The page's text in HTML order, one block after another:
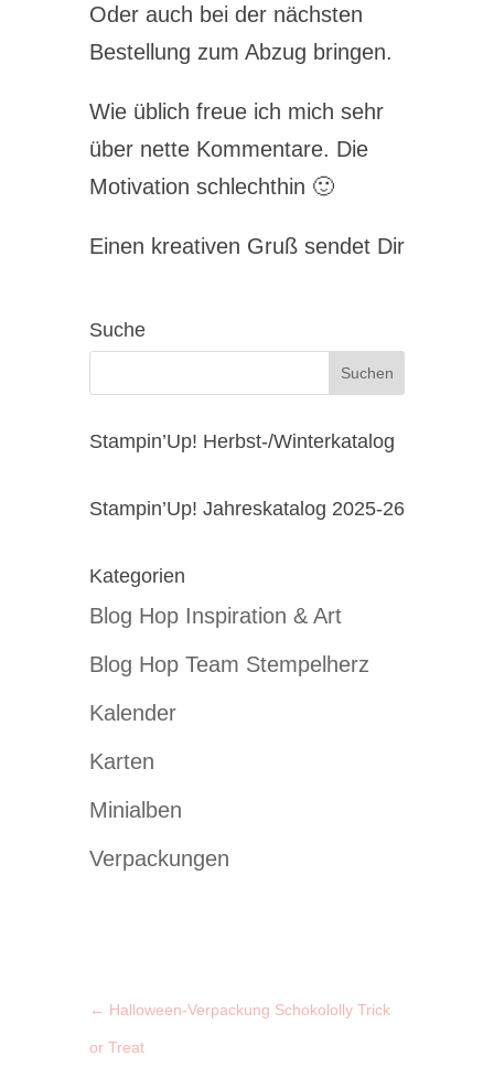
Oder auch bei der nächsten
Bestellung zum Abzug bringen.
Wie üblich freue ich mich sehr
über nette Kommentare. Die
Motivation schlechthin 🙂
Einen kreativen Gruß sendet Dir
Suche
Stampin’Up! Herbst-/Winterkatalog
Stampin’Up! Jahreskatalog 2025-26
Kategorien
Blog Hop Inspiration & Art
Blog Hop Team Stempelherz
Kalender
Karten
Minialben
Verpackungen
← Halloween-Verpackung Schokololly Trick
or Treat